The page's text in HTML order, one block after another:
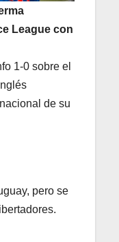
League con
1-0 sobre el
de su
pero se